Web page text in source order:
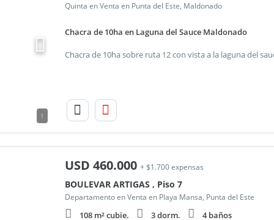
1
Quinta en Venta en Punta del Este, Maldonado
Chacra de 10ha en Laguna del Sauce Maldonado
USD 460.000 + $1.700 expensas
BOULEVAR ARTIGAS , Piso 7
Departamento en Venta en Playa Mansa, Punta del Este
108 m² cubie. 3 dorm. 4 baños